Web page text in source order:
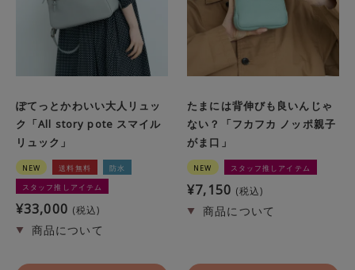
ぽてっとかわいい大人リュッ
ク「All story pote スマイル
リュック」
NEW 送料無料
防水
スタッフ推しアイテム
¥33,000 税込
たまには背伸びも良いんじゃ
ない？「フカフカ ノッポ親子
がま口」
NEW スタッフ推しアイテム
¥7,150 税込